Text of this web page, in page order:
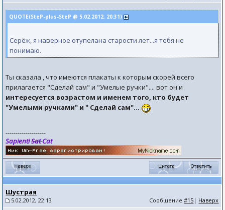
QUOTE(SteP-plus-SteP @ 5.02.2012, 20:31)
Серёж, я наверное отупелана старости лет...я тебя не
понимаю.
Ты сказала , что имеются плакаты к которым скорей всего
прилагается "Сделай сам" и "Умелые ручки".... вот он и
интересуется возрастом и именем того, кто будет
"Умелыми ручками" и " Сделай сам"...
--------------------
SapientiSatCat
Шустрая
5.02.2012, 22:13 Сообщение#15 | Наверх